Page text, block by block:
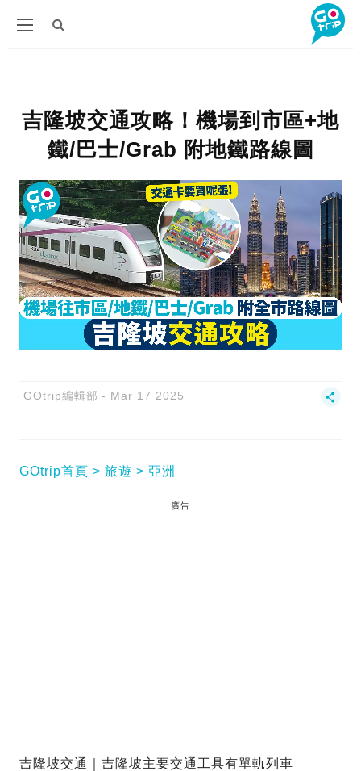
吉隆坡交通攻略！機場到市區+地
鐵/巴士/Grab 附地鐵路線圖
GOtrip編輯部 Mar 17 2025
GOtrip首頁 旅遊 亞洲
廣告
吉隆坡交通｜吉隆坡主要交通工具有單軌列車